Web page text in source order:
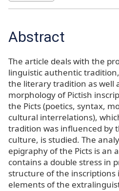
Abstract
The article deals with the
linguistic authentic
the literary tradition as well
morphology of Pictish
the Picts (poetics, syntax,
cultural interrelations),
tradition was influenced by
culture, is studied. The
epigraphy of the Picts is an
contains a double stress in
structure of the inscriptions
elements of the